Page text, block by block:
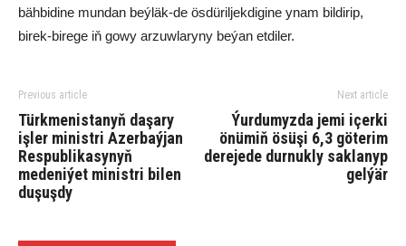
bähbidine mundan beýläk-de ösdüriljekdigine ynam bildirip,
birek-birege iň gowy arzuwlaryny beýan etdiler.
Previous article
Türkmenistanyň daşary
işler ministri Azerbaýjan
Respublikasynyň
medeniýet ministri bilen
duşuşdy
Next article
Ýurdumyzda jemi içerki
önümiň ösüşi 6,3 göterim
derejede durnukly saklanyp
gelýär